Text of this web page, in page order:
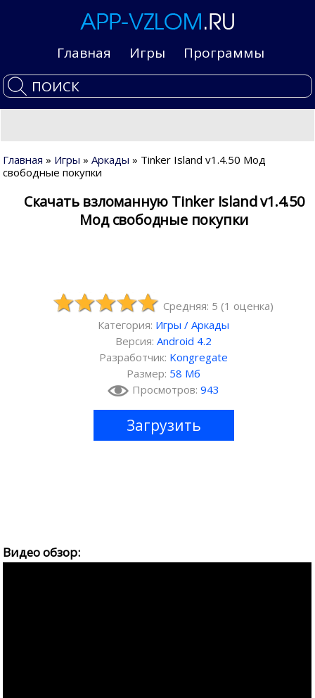
Главная Игры Программы
Главная » Игры »Аркады» Tinker Island v1.4.50 Мод
свободные покупки
Скачать взломанную Tinker Island v1.4.50
Мод свободные покупки
Средняя: 5 (1 оценка)
Категория: Игры /Аркады
Версия:Android 4.2
Разработчик: Kongregate
Размер: 58 Мб
Просмотров:943
Загрузить
Видео обзор: